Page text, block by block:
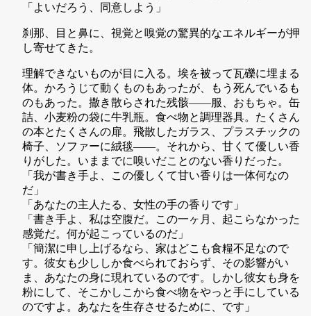
「よいだろう、同意しよう」
刹那、目と鼻に、視覚と嗅覚の驚異的なエネルギーが押
し寄せてきた。
理解できないものが目に入る。埃を被って瓦礫に埋まる
体。かろうじて動くものもあったが、もう死んでいるも
のもあった。撒き散らされた残骸——服、おもちゃ。缶
詰、小麦粉の袋に牛乳瓶。食べ物と調理器具。たくさん
の本とたくさんの扉。飛散したガラス、プラスチックの
椅子、ソファーに絨毯——。それから、甘くて優しい香
りがした。いままでに嗅いだことのない香りだった。
「我が書き手よ、この優しくて甘い香りは一体何なの
だ」
「あなたの主人たる、女性の手の香りです」
「書き手よ、私は空腹だ。この一ヶ月、起こらなかった
感覚だ。何が起こっているのだ」
「簡潔に申し上げるなら、家はどこも食糧不足なので
す。彼女も少ししか食べられておらず、その影響がい
ま、あなたの身に現れているのです。しかし彼女も身を
粉にして、そこかしこから食べ物をやっと手にしている
のですよ。あなたを生存させるために、です」